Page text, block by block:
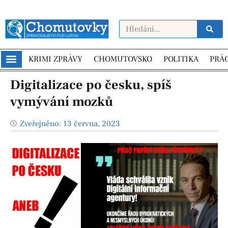
KRIMI ZPRÁVY CHOMUTOVSKO POLITIKA
Digitalizace po česku, spíš
vymývání mozků
Zveřejněno: 13 června, 2023